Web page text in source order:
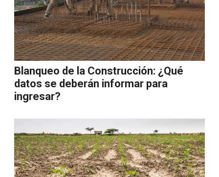
Blanqueo de la Construcción: ¿Qué
datos se deberán informar para
ingresar?